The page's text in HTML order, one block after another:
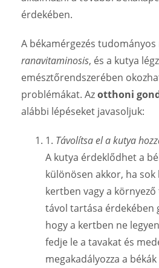
érdekében.
A békamérgezés tudományos
ranavitaminosis, és a kutya
emésztőrendszerében
problémákat. Azotthoni
alábbi lépéseket javasoljuk:
1. Távolítsa el a kutya
A kutya érdeklődhet a
különösen akkor, ha sok
kertben vagy a
távol tartása érdekében
hogy a kertben ne
fedje le a tavakat és
megakadályozza a